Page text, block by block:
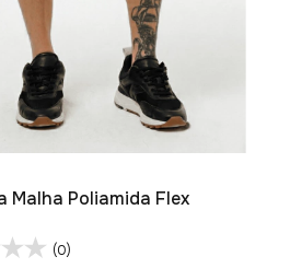
Malha Poliamida Flex
(0)